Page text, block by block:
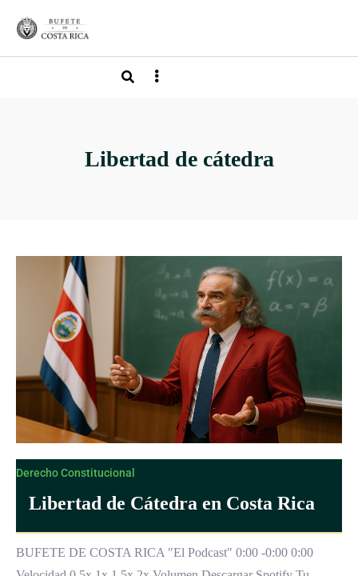
Libertad de cátedra
Derecho Constitucional
Libertad de Cátedra en Costa Rica
BUFETE DE COSTA RICA "El Podcast" 0:00 -0:00 0:00